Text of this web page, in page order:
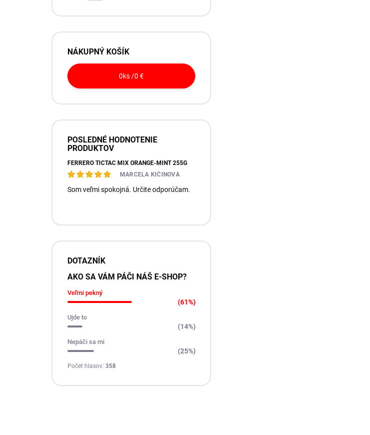
NÁKUPNÝ KOŠÍK
0ks /0 €
POSLEDNÉ HODNOTENIE
PRODUKTOV
FERRERO TICTAC MIX ORANGE-MINT 255G
MARCELA KIČINOVÁ
Som veľmi spokojná. Určite odporúčam.
DOTAZNÍK
AKO SA VÁM PÁČI NÁŠ E-SHOP?
Veľmi pekný
(61%)
Ujde to
(14%)
Nepáči sa mi
(25%)
Počet hlasov: 358